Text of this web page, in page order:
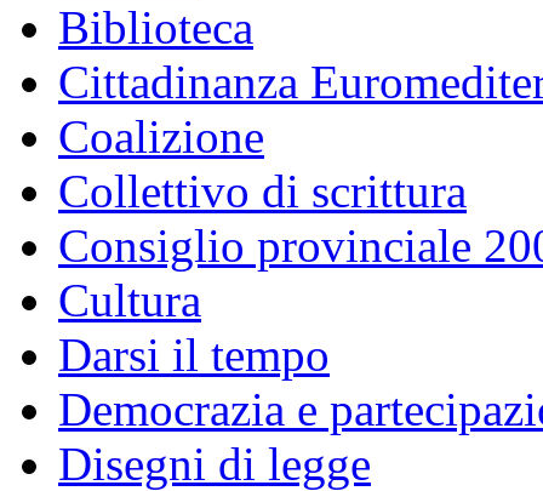
Biblioteca
Cittadinanza
Coalizione
Collettivo di scrittura
Consiglio provinciale
Cultura
Darsi il tempo
Democrazia e
Disegni di legge